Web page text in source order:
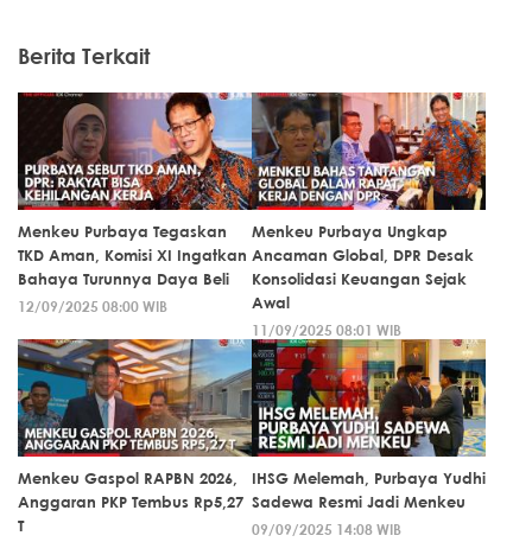
Berita Terkait
Menkeu Purbaya Tegaskan
TKD Aman, Komisi XI Ingatkan
Bahaya Turunnya Daya Beli
12/09/2025 08:00 WIB
Menkeu Purbaya Ungkap
Ancaman Global, DPR Desak
Konsolidasi Keuangan Sejak
Awal
11/09/2025 08:01 WIB
Menkeu Gaspol RAPBN 2026,
Anggaran PKP Tembus Rp5,27
T
IHSG Melemah, Purbaya Yudhi
Sadewa Resmi Jadi Menkeu
09/09/2025 14:08 WIB